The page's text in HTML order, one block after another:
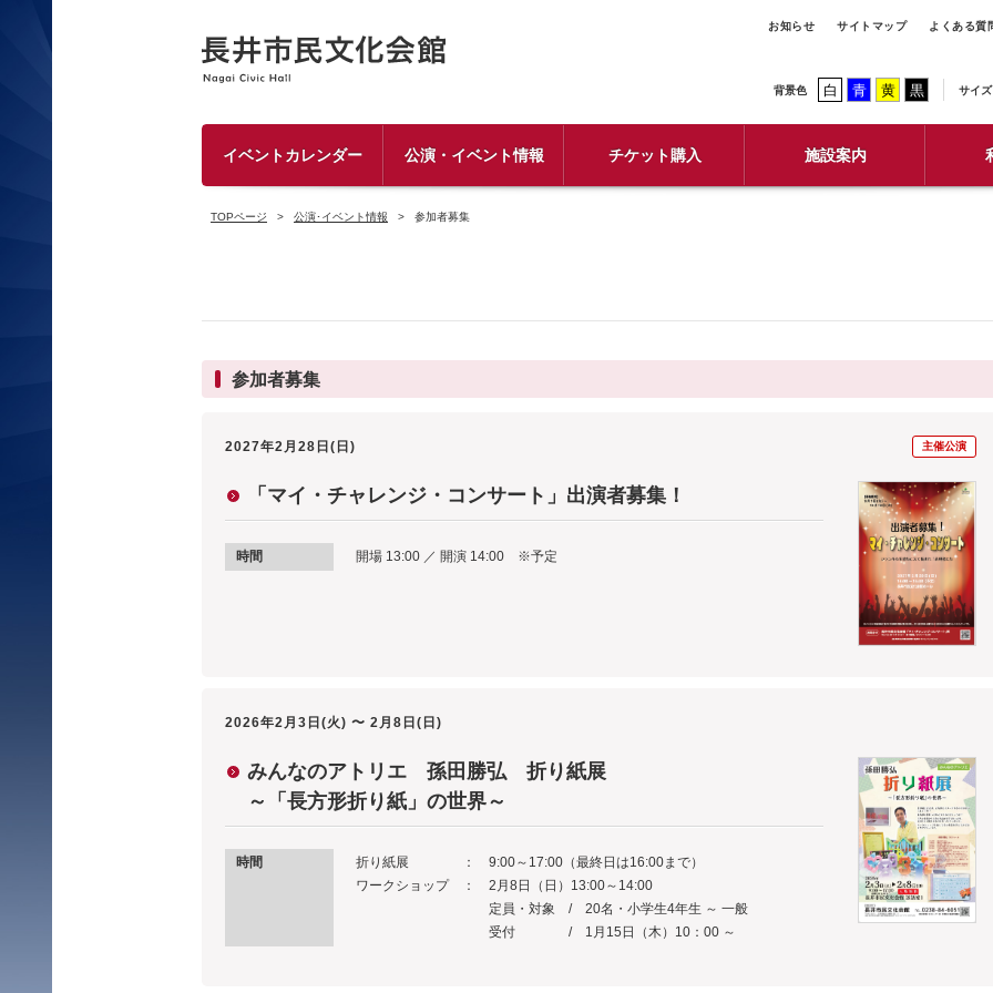
お知らせ サイトマップ よくある質
背景色 白 青 黄 黒 サイズ
イベントカレンダー 公演・イベント情報 チケット購入 施設案内
TOPページ 公演･イベント情報 参加者募集
参加者募集
2027年2月28日(日) 主催公演
「マイ・チャレンジ・コンサート」出演者募集！
時間 開場 13:00 ／ 開演 14:00 ※予定
2026年2月3日(火) 〜 2月8日(日)
みんなのアトリエ 孫田勝弘 折り紙展
～「長方形折り紙」の世界～
時間
折り紙展 ： 9:00～17:00（最終日は16:00まで）
ワークショップ ： 2月8日（日）13:00～14:00
定員・対象 / 20名・小学生4年生 ～ 一般
受付 / 1月15日（木）10：00 ～